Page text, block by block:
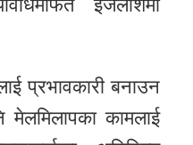
इजलाशमा
प्रभावकारी बनाउन
मेलमिलापका कामलाई